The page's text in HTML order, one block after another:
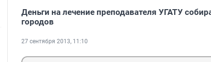
Деньги на лечение преподавателя УГАТУ
городов
27 сентября 2013, 11:10